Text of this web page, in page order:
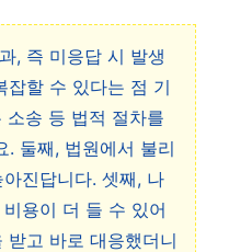
, 즉 미응답 시 발생
잡할 수 있다는 점 기
소송 등 법적 절차를
. 둘째, 법원에서 불리
진답니다. 셋째, 나
용이 더 들 수 있어
받고 바로 대응했더니